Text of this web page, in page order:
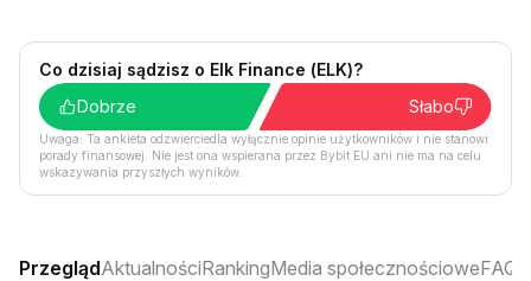
Co dzisiaj sądzisz o Elk Finance (ELK)?
Dobrze
Słabo
Uwaga: Ta ankieta odzwierciedla wyłącznie opinie użytkowników i nie stanowi
porady finansowej. Nie jest ona wspierana przez Bybit EU ani nie ma na celu
wskazywania przyszłych wyników.
PrzeglądAktualnościRankingMedia społecznościoweFAQ